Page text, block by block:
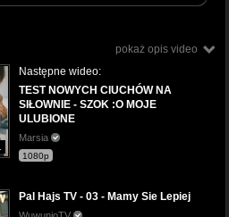
pokaż opis video
Następne wideo:
TEST NOWYCH CIUCHÓW NA
SIŁOWNIE - SZOK :O MOJE
ULUBIONE
Marsia
1080p
Pal Hajs TV - 03 - Mamy Sie Lepiej